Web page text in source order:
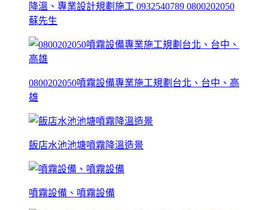
降溫、專業設計規劃施工 0932540789 0800202050
蘇先生
0800202050噴霧設備專業施工規劃台北、台中、高
雄
飯店水池池塘噴霧降溫造景
噴霧設備、噴霧設備